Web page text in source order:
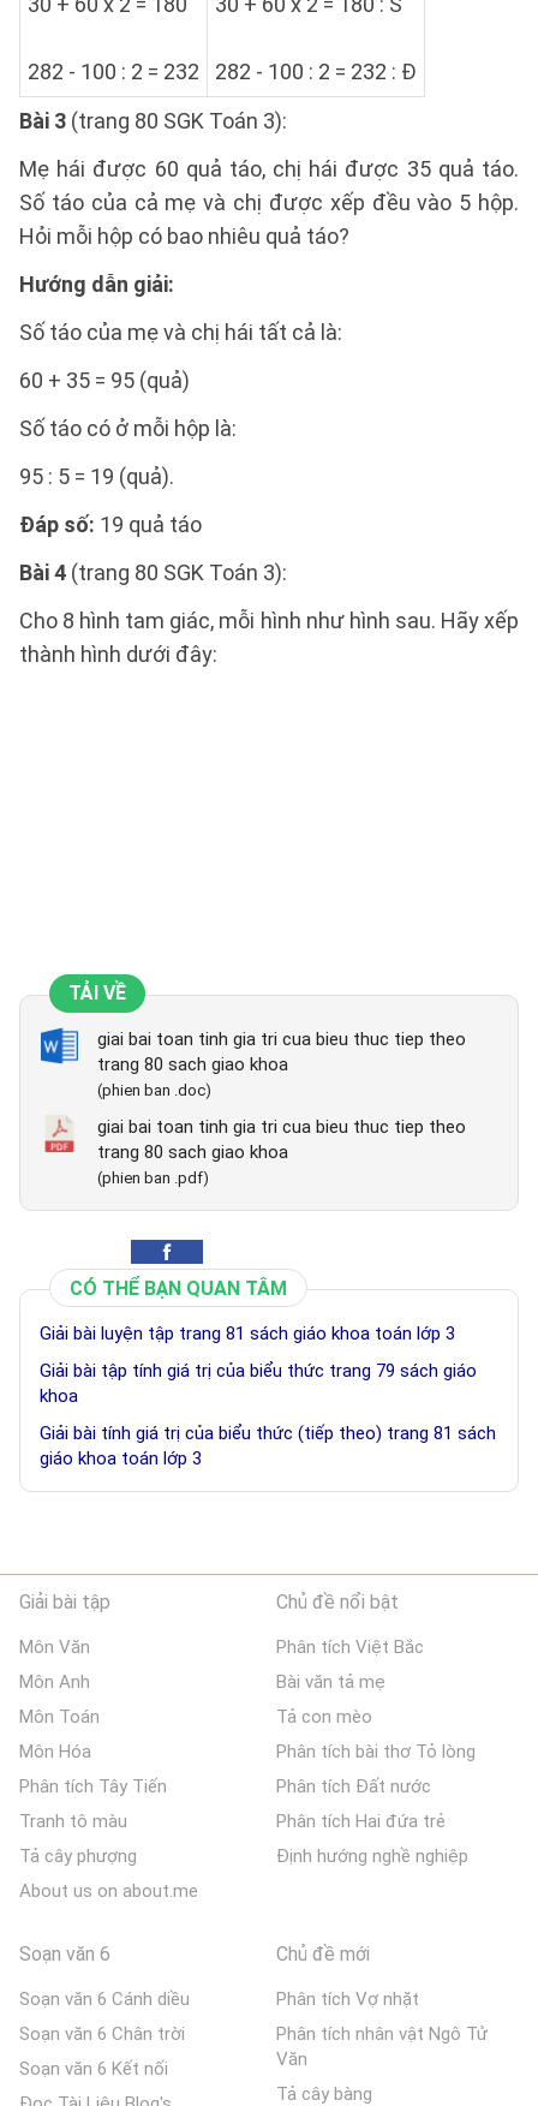
282 - 100 : 2 = 232
282 - 100 : 2 = 232 : Đ
Bài 3 (trang 80 SGK Toán 3):
Mẹ hái được 60 quả táo, chị hái được 35 quả táo.
Số táo của cả mẹ và chị được xếp đều vào 5 hộp.
Hỏi mỗi hộp có bao nhiêu quả táo?
Hướng dẫn giải:
Số táo của mẹ và chị hái tất cả là:
60 + 35 = 95 (quả)
Số táo có ở mỗi hộp là:
95 : 5 = 19 (quả).
Đáp số: 19 quả táo
Bài 4 (trang 80 SGK Toán 3):
Cho 8 hình tam giác, mỗi hình như hình sau. Hãy xếp
thành hình dưới đây:
TẢI VỀ
giai bai toan tinh gia tri cua bieu thuc tiep theo
trang 80 sach giao khoa
(phien ban .doc)
giai bai toan tinh gia tri cua bieu thuc tiep theo
trang 80 sach giao khoa
(phien ban .pdf)
CÓ THỂ BẠN QUAN TÂM
Giải bài luyện tập trang 81 sách giáo khoa toán lớp 3
Giải bài tập tính giá trị của biểu thức trang 79 sách giáo
khoa
Giải bài tính giá trị của biểu thức (tiếp theo) trang 81 sách
giáo khoa toán lớp 3
Giải bài tập
Môn Văn
Môn Anh
Môn Toán
Môn Hóa
Phân tích Tây Tiến
Tranh tô màu
Tả cây phượng
About us on about.me
Chủ đề nổi bật
Phân tích Việt Bắc
Bài văn tả mẹ
Tả con mèo
Phân tích bài thơ Tỏ lòng
Phân tích Đất nước
Phân tích Hai đứa trẻ
Định hướng nghề nghiệp
Soạn văn 6
Soạn văn 6 Cánh diều
Soạn văn 6 Chân trời
Soạn văn 6 Kết nối
Chủ đề mới
Phân tích Vợ nhặt
Phân tích nhân vật Ngô Tử
Văn
Tả cây bàng